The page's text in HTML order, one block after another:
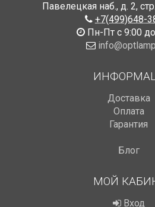
Павелецкая наб., д. 2,
+7(499)648-
Пн-Пт с 9:00
Доставка
Оплата
Гарантия
Блог
МОЙ
Вход